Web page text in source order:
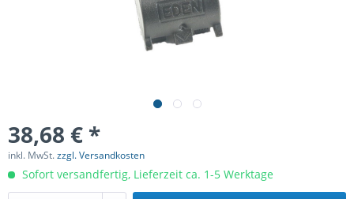
38,68 € *
inkl. MwSt.zzgl. Versandkosten
Sofort versandfertig, Lieferzeit ca. 1-5 Werktage